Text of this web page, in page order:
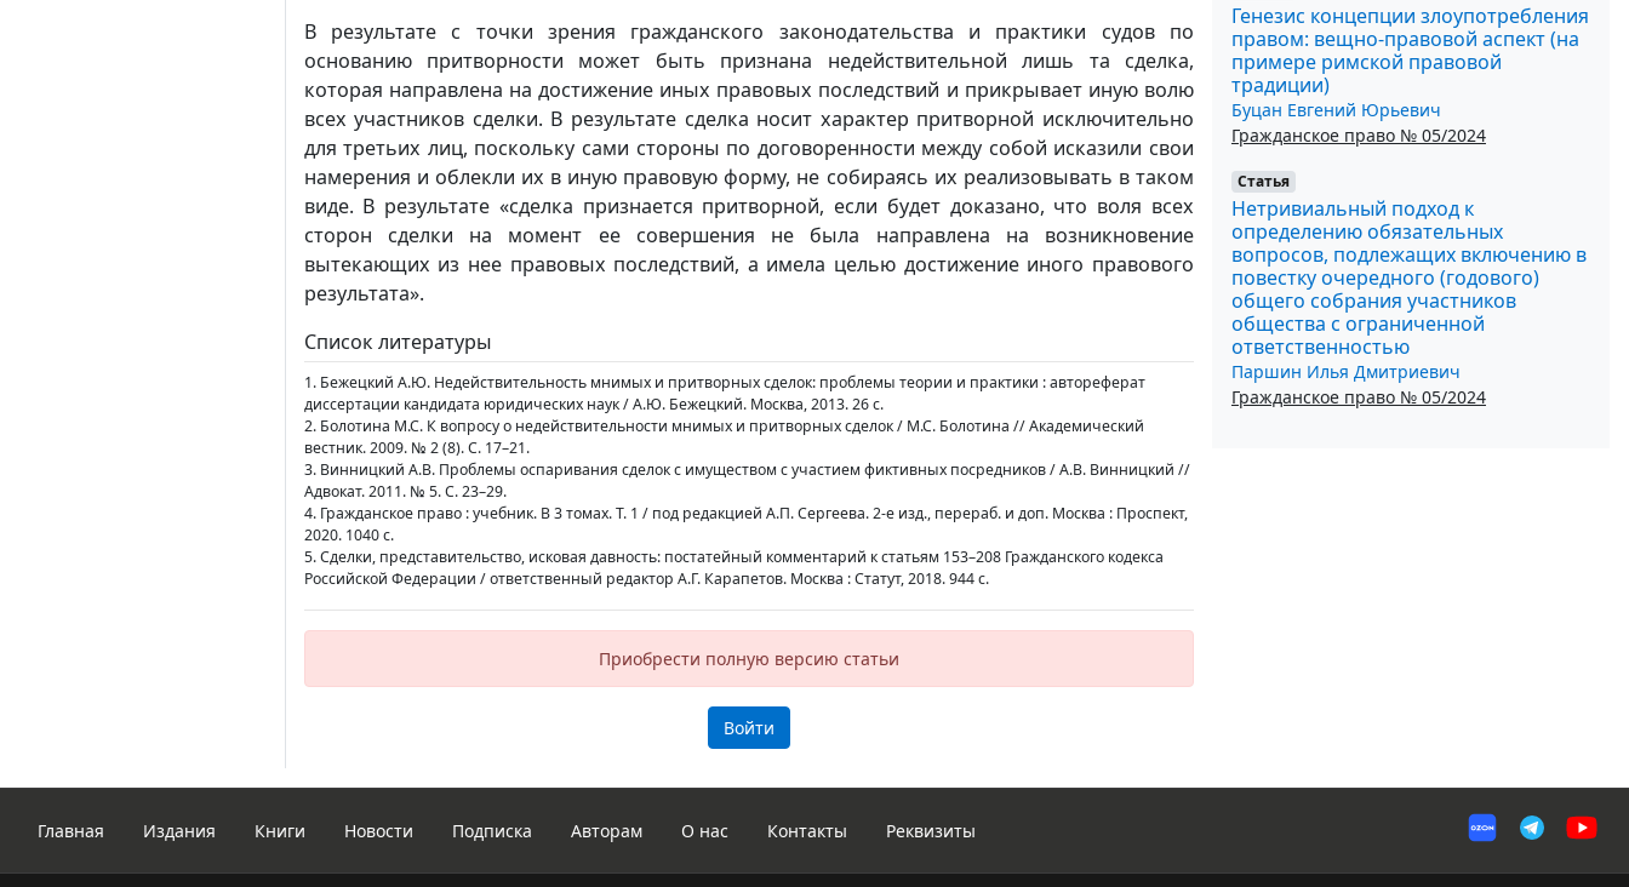
В результате с точки зрения гражданского законодательства и практики судов по
основанию притворности может быть признана недействительной лишь та сделка,
которая направлена на достижение иных правовых последствий и прикрывает иную волю
всех участников сделки. В результате сделка носит характер притворной исключительно
для третьих лиц, поскольку сами стороны по договоренности между собой исказили свои
намерения и облекли их в иную правовую форму, не собираясь их реализовывать в таком
виде. В результате «сделка признается притворной, если будет доказано, что воля всех
сторон сделки на момент ее совершения не была направлена на возникновение
вытекающих из нее правовых последствий, а имела целью достижение иного правового
результата».
Список литературы
1. Бежецкий А.Ю. Недействительность мнимых и притворных сделок: проблемы теории и практики : автореферат
диссертации кандидата юридических наук / А.Ю. Бежецкий. Москва, 2013. 26 с.
2. Болотина М.С. К вопросу о недействительности мнимых и притворных сделок / М.С. Болотина // Академический
вестник. 2009. № 2 (8). С. 17–21.
3. Винницкий А.В. Проблемы оспаривания сделок с имуществом с участием фиктивных посредников / А.В. Винницкий //
Адвокат. 2011. № 5. С. 23–29.
4. Гражданское право : учебник. В 3 томах. Т. 1 / под редакцией А.П. Сергеева. 2-е изд., перераб. и доп. Москва : Проспект,
2020. 1040 с.
5. Сделки, представительство, исковая давность: постатейный комментарий к статьям 153–208 Гражданского кодекса
Российской Федерации / ответственный редактор А.Г. Карапетов. Москва : Статут, 2018. 944 с.
Приобрести полную версию статьи
Войти
Генезис концепции злоупотребления
правом: вещно-правовой аспект (на
примере римской правовой
традиции)
Буцан Евгений Юрьевич
Гражданское право № 05/2024
Статья
Нетривиальный подход к
определению обязательных
вопросов, подлежащих включению в
повестку очередного (годового)
общего собрания участников
общества с ограниченной
ответственностью
Паршин Илья Дмитриевич
Гражданское право № 05/2024
Главная Издания Книги Новости Подписка Авторам О нас Контакты Реквизиты